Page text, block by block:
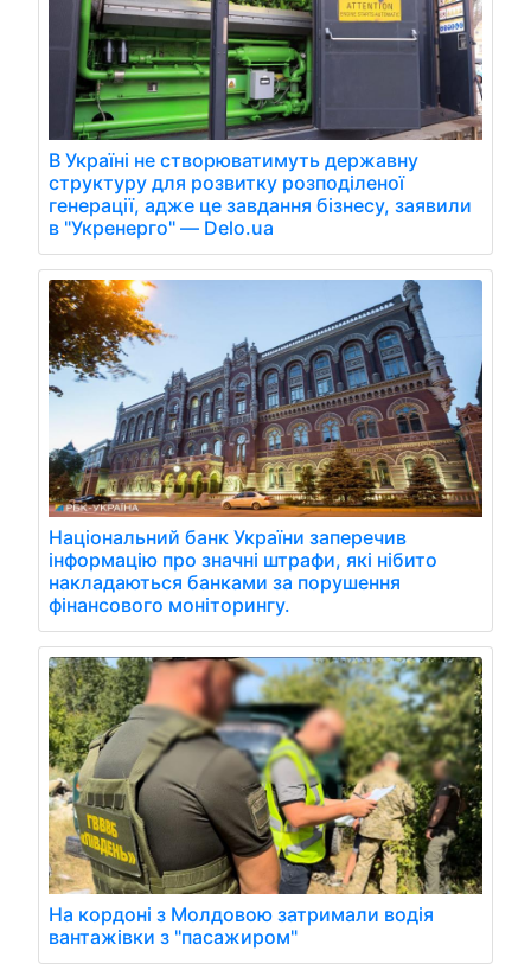
В Україні не створюватимуть державну
структуру для розвитку розподіленої
генерації, адже це завдання бізнесу, заявили
в "Укренерго" — Delo.ua
Національний банк України заперечив
інформацію про значні штрафи, які нібито
накладаються банками за порушення
фінансового моніторингу.
На кордоні з Молдовою затримали водія
вантажівки з "пасажиром"